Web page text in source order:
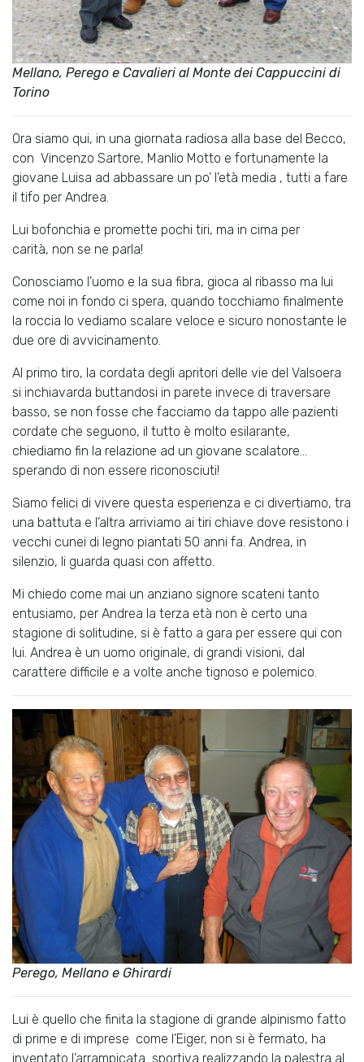
Mellano, Perego e Cavalieri al Monte dei Cappuccini di
Torino
Ora siamo qui, in una giornata radiosa alla base del Becco,
con Vincenzo Sartore, Manlio Motto e fortunamente la
giovane Luisa ad abbassare un po’ l’età media , tutti a fare
il tifo per Andrea.
Lui bofonchia e promette pochi tiri, ma in cima per
carità, non se ne parla!
Conosciamo l’uomo e la sua fibra, gioca al ribasso ma lui
come noi in fondo ci spera, quando tocchiamo finalmente
la roccia lo vediamo scalare veloce e sicuro nonostante le
due ore di avvicinamento.
Al primo tiro, la cordata degli apritori delle vie del Valsoera
si inchiavarda buttandosi in parete invece di traversare
basso, se non fosse che facciamo da tappo alle pazienti
cordate che seguono, il tutto è molto esilarante,
chiediamo fin la relazione ad un giovane scalatore…
sperando di non essere riconosciuti!
Siamo felici di vivere questa esperienza e ci divertiamo, tra
una battuta e l’altra arriviamo ai tiri chiave dove resistono i
vecchi cunei di legno piantati 50 anni fa. Andrea, in
silenzio, li guarda quasi con affetto.
Mi chiedo come mai un anziano signore scateni tanto
entusiamo, per Andrea la terza età non è certo una
stagione di solitudine, si è fatto a gara per essere qui con
lui. Andrea è un uomo originale, di grandi visioni, dal
carattere difficile e a volte anche tignoso e polemico.
Perego, Mellano e Ghirardi
Lui è quello che finita la stagione di grande alpinismo fatto
di prime e di imprese come l’Eiger, non si è fermato, ha
inventato l’arrampicata sportiva realizzando la palestra al